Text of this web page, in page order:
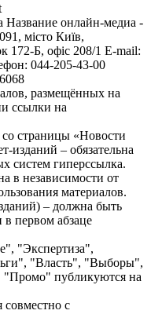
Название онлайн-медиа -
місто Київ,
Б, офіс 208/1 E-mail:
044-205-43-00
размещённых на
ссылки на
страницы «Новости
изданий – обязательна
систем гиперссылка.
в независимости от
материалов.
– должна быть
в первом абзаце
"Экспертиза",
"Власть", "Выборы",
"Промо" публикуются на
совместно с